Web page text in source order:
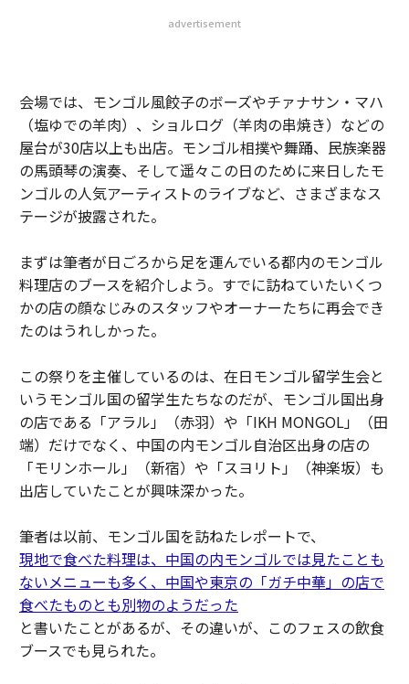
advertisement
会場では、モンゴル風餃子のボーズやチァナサン・マハ
（塩ゆでの羊肉）、ショルログ（羊肉の串焼き）などの
屋台が30店以上も出店。モンゴル相撲や舞踊、民族楽器
の馬頭琴の演奏、そして遥々この日のために来日したモ
ンゴルの人気アーティストのライブなど、さまざまなス
テージが披露された。
まずは筆者が日ごろから足を運んでいる都内のモンゴル
料理店のブースを紹介しよう。すでに訪ねていたいくつ
かの店の顔なじみのスタッフやオーナーたちに再会でき
たのはうれしかった。
この祭りを主催しているのは、在日モンゴル留学生会と
いうモンゴル国の留学生たちなのだが、モンゴル国出身
の店である「アラル」（赤羽）や「IKH MONGOL」（田
端）だけでなく、中国の内モンゴル自治区出身の店の
「モリンホール」（新宿）や「スヨリト」（神楽坂）も
出店していたことが興味深かった。
筆者は以前、モンゴル国を訪ねたレポートで、
現地で食べた料理は、中国の内モンゴルでは見たことも
ないメニューも多く、中国や東京の「ガチ中華」の店で
食べたものとも別物のようだった
と書いたことがあるが、その違いが、このフェスの飲食
ブースでも見られた。